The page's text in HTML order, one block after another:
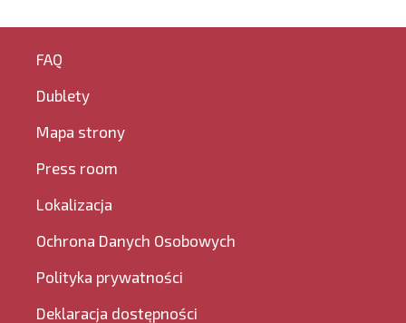
FAQ
Dublety
Mapa strony
Press room
Lokalizacja
Ochrona Danych Osobowych
Polityka prywatności
Deklaracja dostępności